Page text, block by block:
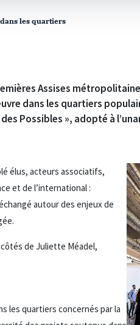
les quartiers
Assises
dans les quartiers
Possibles », adopté à
élus, acteurs associatifs,
et de l’international :
autour des enjeux de
de Juliette Méadel,
les quartiers concernés par la